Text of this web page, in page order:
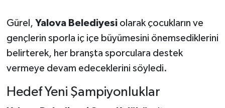
Gürel, Yalova Belediyesiolarak çocukların ve
gençlerin sporla iç içe büyümesini önemsediklerini
belirterek, her branşta sporculara destek
vermeye devam edeceklerini söyledi.
Hedef Yeni Şampiyonluklar